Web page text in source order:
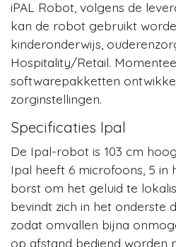
iPAL Robot, volgens de
kan de robot gebruikt
kinderonderwijs,
Hospitality/Retail.
softwarepakketten
zorginstellingen.
Specificaties Ipal
De Ipal-robot is 103 cm
Ipal heeft 6 microfoons, 5 in
borst om het geluid te
bevindt zich in het onderste
zodat omvallen bijna
op afstand bediend worden